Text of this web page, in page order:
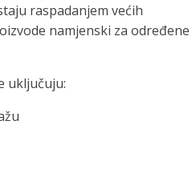
raspadanjem većih
namjenski za određene
uključuju: